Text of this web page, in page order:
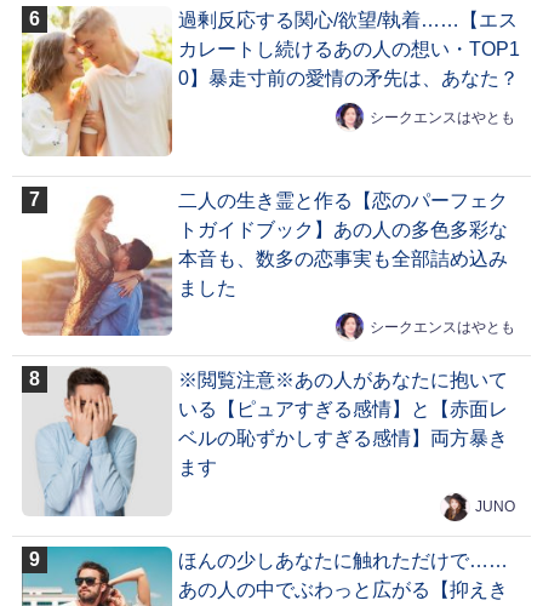
過剰反応する関心/欲望/執着……【エス
カレートし続けるあの人の想い・TOP1
0】暴走寸前の愛情の矛先は、あなた？
シークエンスはやとも
二人の生き霊と作る【恋のパーフェク
トガイドブック】あの人の多色多彩な
本音も、数多の恋事実も全部詰め込み
ました
シークエンスはやとも
※閲覧注意※あの人があなたに抱いて
いる【ピュアすぎる感情】と【赤面レ
ベルの恥ずかしすぎる感情】両方暴き
ます
JUNO
ほんの少しあなたに触れただけで……
あの人の中でぶわっと広がる【抑えき